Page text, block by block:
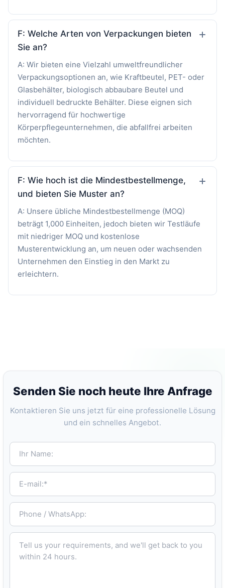
F: Welche Arten von Verpackungen bieten
Sie an?
A: Wir bieten eine Vielzahl umweltfreundlicher
Verpackungsoptionen an, wie Kraftbeutel, PET- oder
Glasbehälter, biologisch abbaubare Beutel und
individuell bedruckte Behälter. Diese eignen sich
hervorragend für hochwertige
Körperpflegeunternehmen, die abfallfrei arbeiten
möchten.
F: Wie hoch ist die Mindestbestellmenge,
und bieten Sie Muster an?
A: Unsere übliche Mindestbestellmenge (MOQ)
beträgt 1,000 Einheiten, jedoch bieten wir Testläufe
mit niedriger MOQ und kostenlose
Musterentwicklung an, um neuen oder wachsenden
Unternehmen den Einstieg in den Markt zu
erleichtern.
Senden Sie noch heute Ihre Anfrage
Kontaktieren Sie uns jetzt für eine professionelle Lösung
und ein schnelles Angebot.
Ihr Name:
E-mail:*
Phone / WhatsApp:
Tell us your requirements, and we'll get back to you within 24 hours.